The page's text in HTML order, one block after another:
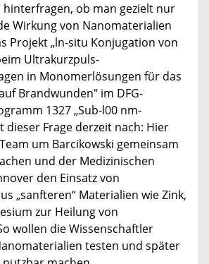
hinterfragen, ob man gezielt nur
Wirkung von Nanomaterialien
Projekt „ln-situ Konjugation von
Ultrakurzpuls-
in Monomerlösungen für das
Brandwunden" im DFG-
1327 „Sub-l00 nm-
dieser Frage derzeit nach: Hier
um Barcikowski gemeinsam
und der Medizinischen
den Einsatz von
„sanfteren“ Materialien wie Zink,
zur Heilung von
wollen die Wissenschaftler
testen und später